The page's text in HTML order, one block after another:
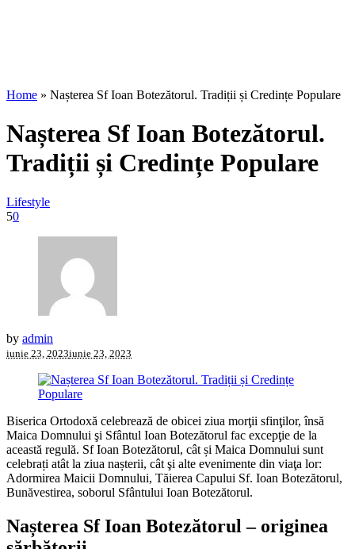
Home » Nașterea Sf Ioan Botezătorul. Tradiții și Credințe Populare
Nașterea Sf Ioan Botezătorul.
Tradiții și Credințe Populare
Lifestyle
50
by admin
iunie 23, 2023iunie 23, 2023
Biserica Ortodoxă celebrează de obicei ziua morţii sfinţilor, însă
Maica Domnului şi Sfântul Ioan Botezătorul fac excepţie de la
această regulă. Sf Ioan Botezătorul, cât și Maica Domnului sunt
celebrați atât la ziua nașterii, cât şi alte evenimente din viaţa lor:
Adormirea Maicii Domnului, Tăierea Capului Sf. Ioan Botezătorul,
Bunăvestirea, soborul Sfântului Ioan Botezătorul.
Nașterea Sf Ioan Botezătorul – originea